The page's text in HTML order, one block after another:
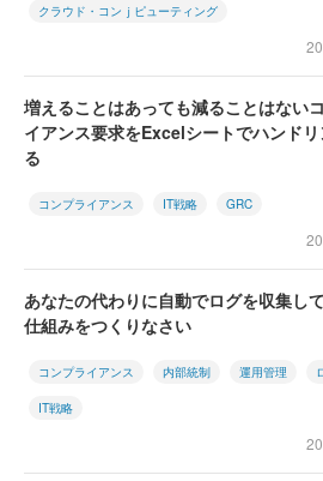
クラウド・コンｊピューティング
増えることはあっても減ることはない
イアンス要求をExcelシートでハンド
る
コンプライアンス IT戦略 GRC
あなたの代わりに自動でログを収集し
仕組みをつくりなさい
コンプライアンス 内部統制 運用管理
IT戦略